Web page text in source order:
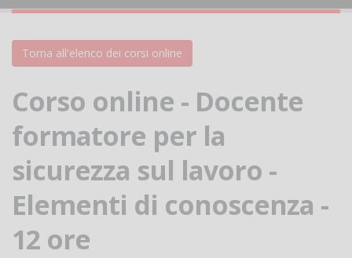
Torna all'elenco dei corsi online
Corso online - Docente
formatore per la
sicurezza sul lavoro -
Elementi di conoscenza -
12 ore